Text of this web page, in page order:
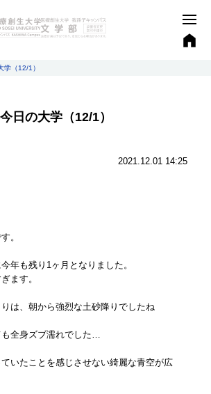
学（12/1）
今日の大学（12/1）
2021.12.01 14:25
。
年も残り1ヶ月となりました。
ます。
は、朝から強烈な土砂降りでしたね
全身ズブ濡れでした…
いたことを感じさせない綺麗な青空が広